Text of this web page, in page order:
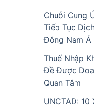
Chuỗi Cung
Tiếp Tục
Đông Nam Á
Thuế Nhập
Đề Được
Quan Tâm
UNCTAD: